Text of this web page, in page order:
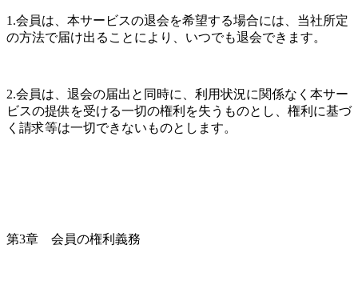
1.会員は、本サービスの退会を希望する場合には、当社所定
の方法で届け出ることにより、いつでも退会できます。
2.会員は、退会の届出と同時に、利用状況に関係なく本サー
ビスの提供を受ける一切の権利を失うものとし、権利に基づ
く請求等は一切できないものとします。
第3章　会員の権利義務